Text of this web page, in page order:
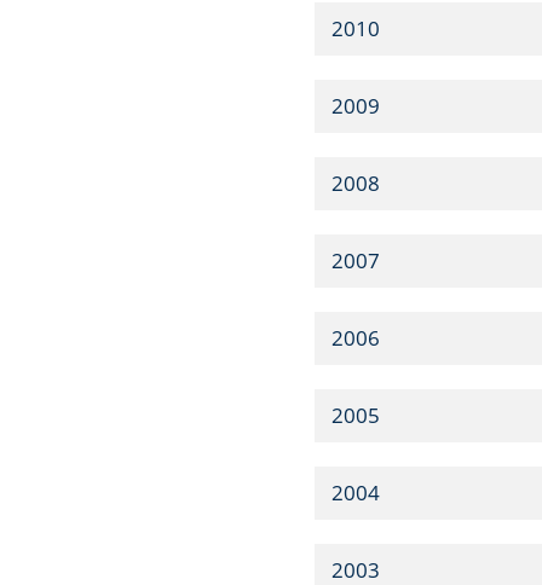
2010
2009
2008
2007
2006
2005
2004
2003